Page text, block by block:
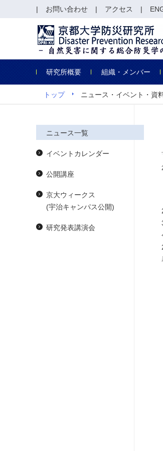
研究所概要 組織・メンバー
お問い合わせ アクセス
トップ ニュース・イベント・資
ニュース一覧
イベントカレンダー
公開講座
京大ウィークス
(宇治キャンパス公開)
研究発表講演会